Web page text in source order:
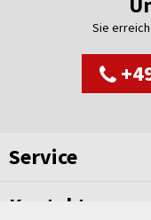
Sie
Service
Kontakt